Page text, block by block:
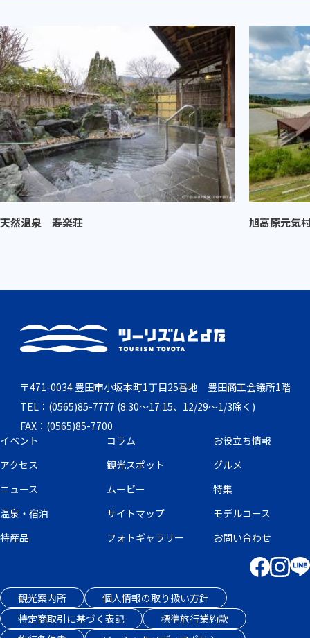
天然温泉 寿楽荘 旭高原元気
〒471-0034 豊田市小坂本町1丁目25番地 豊田商工会議所1階
TEL：(0565)85-7777 (8:30～17:15、12/29～1/3除く)
FAX：(0565)85-7700
イベント
コラム
お役立ち情報
アクセス
観光スポット
グルメ
ニュース
ムービー
特集
温泉・宿泊
サイトマップ
モデルコース
特産品
フォトギャラリー お問い合わせ
観光案内所
個人情報の取り扱い方針
特定商取引に基づく表記
標準旅行業約款